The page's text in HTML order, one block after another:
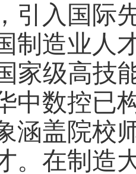
引入国际
制造业人
家级高技
中数控已
涵盖院校
。在制造